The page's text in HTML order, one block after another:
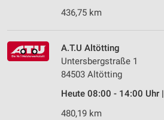
436,75 km
A.T.U Altötting
Untersbergstraße 1
84503 Altötting
Heute 08:00 - 14:00 Uhr |
480,19 km